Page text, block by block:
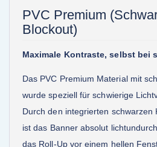
PVC Premium
Blockout)
Maximale Kontraste, selbst bei
Das PVC Premium Material mit
wurde speziell für schwierige
Durch den integrierten schwarzen
ist das Banner absolut
das Roll-Up vor einem hellen